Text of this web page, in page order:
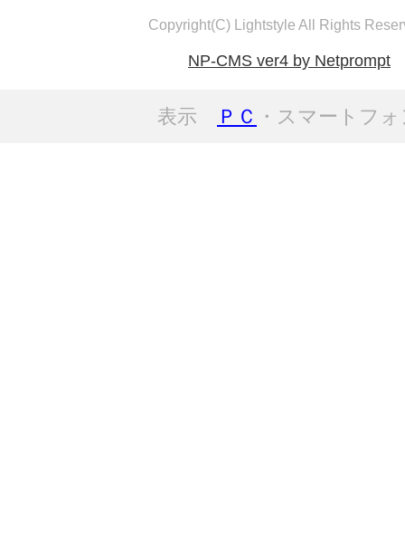
Copyright(C) Lightstyle All Rights
NP-CMS ver4 by Netprompt
表示 ＰＣ ・スマートフ